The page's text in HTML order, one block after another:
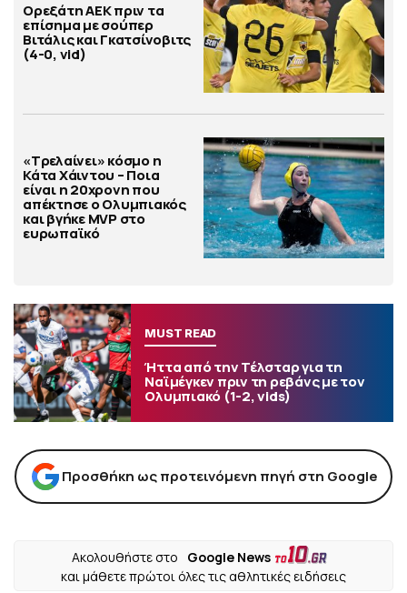
Ορεξάτη ΑΕΚ πριν τα
επίσημα με σούπερ
Βιτάλις και Γκατσίνοβιτς
(4-0, vid)
«Τρελαίνει» κόσμο η
Κάτα Χάιντου – Ποια
είναι η 20χρονη που
απέκτησε ο Ολυμπιακός
και βγήκε MVP στο
ευρωπαϊκό
MUST READ
Ήττα από την Τέλσταρ για τη
Ναϊμέγκεν πριν τη ρεβάνς με τον
Ολυμπιακό (1-2, vids)
Προσθήκη ως προτεινόμενη πηγή στη Google
Ακολουθήστε στο
Google News
και μάθετε πρώτοι όλες τις αθλητικές ειδήσεις